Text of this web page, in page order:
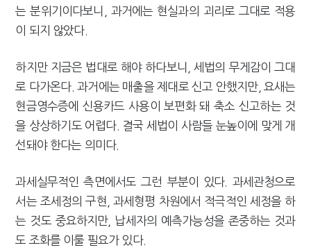
는 분위기이다보니, 과거에는 현실과의 괴리로 그대로 적용
이 되지 않았다.
하지만 지금은 법대로 해야 하다보니, 세법의 무게감이 그대
로 다가온다. 과거에는 매출을 제대로 신고 안했지만, 요새는
현금영수증에 신용카드 사용이 보편화 돼 축소 신고하는 것
을 상상하기도 어렵다. 결국 세법이 사람들 눈높이에 맞게 개
선돼야 한다는 의미다.
과세실무적인 측면에서도 그런 부분이 있다. 과세관청으로
서는 조세정의 구현, 과세형평 차원에서 적극적인 세정을 하
는 것도 중요하지만, 납세자의 예측가능성을 존중하는 것과
도 조화를 이룰 필요가 있다.